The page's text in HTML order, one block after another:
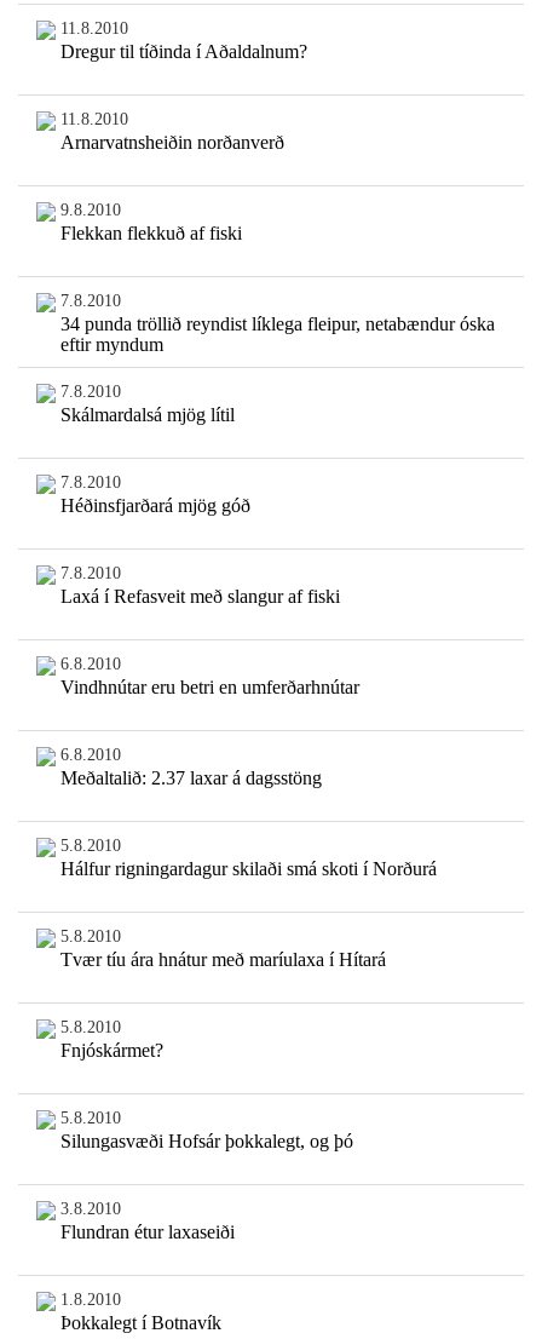
11.8.2010
Dregur til tíðinda í Aðaldalnum?
11.8.2010
Arnarvatnsheiðin norðanverð
9.8.2010
Flekkan flekkuð af fiski
7.8.2010
34 punda tröllið reyndist líklega fleipur, netabændur óska
eftir myndum
7.8.2010
Skálmardalsá mjög lítil
7.8.2010
Héðinsfjarðará mjög góð
7.8.2010
Laxá í Refasveit með slangur af fiski
6.8.2010
Vindhnútar eru betri en umferðarhnútar
6.8.2010
Meðaltalið: 2.37 laxar á dagsstöng
5.8.2010
Hálfur rigningardagur skilaði smá skoti í Norðurá
5.8.2010
Tvær tíu ára hnátur með maríulaxa í Hítará
5.8.2010
Fnjóskármet?
5.8.2010
Silungasvæði Hofsár þokkalegt, og þó
3.8.2010
Flundran étur laxaseiði
1.8.2010
Þokkalegt í Botnavík